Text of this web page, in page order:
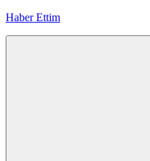
İçeriğe
Haber Ettim